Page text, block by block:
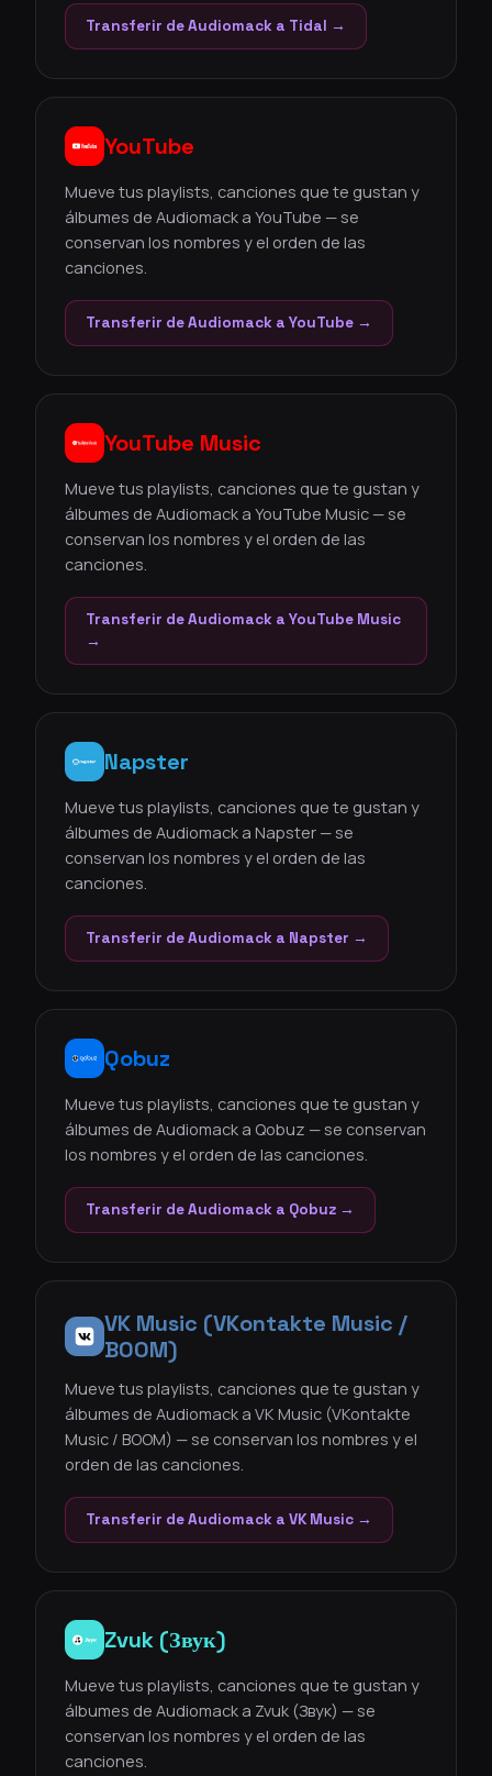
Transferir de Audiomack a Tidal →
YouTube
Mueve tus playlists, canciones que te gustan y
álbumes de Audiomack a YouTube — se
conservan los nombres y el orden de las
canciones.
Transferir de Audiomack a YouTube →
YouTube Music
Mueve tus playlists, canciones que te gustan y
álbumes de Audiomack a YouTube Music — se
conservan los nombres y el orden de las
canciones.
Transferir de Audiomack a YouTube Music
→
Napster
Mueve tus playlists, canciones que te gustan y
álbumes de Audiomack a Napster — se
conservan los nombres y el orden de las
canciones.
Transferir de Audiomack a Napster →
Qobuz
Mueve tus playlists, canciones que te gustan y
álbumes de Audiomack a Qobuz — se conservan
los nombres y el orden de las canciones.
Transferir de Audiomack a Qobuz →
VK Music (VKontakte Music /
BOOM)
Mueve tus playlists, canciones que te gustan y
álbumes de Audiomack a VK Music (VKontakte
Music / BOOM) — se conservan los nombres y el
orden de las canciones.
Transferir de Audiomack a VK Music →
Zvuk (Звук)
Mueve tus playlists, canciones que te gustan y
álbumes de Audiomack a Zvuk (Звук) — se
conservan los nombres y el orden de las
canciones.